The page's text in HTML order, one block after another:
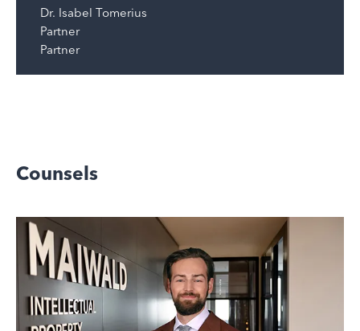
Dr. Isabel Tomerius
Partner
Partner
Counsels